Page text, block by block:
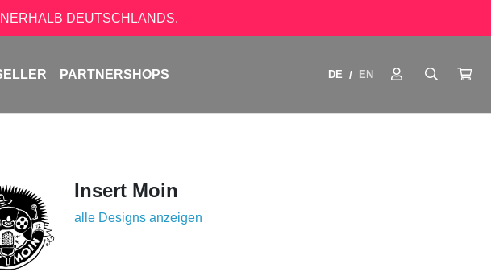
DEUTSCHLANDS.
PARTNERSHOPS DE / EN
Insert Moin
alle Designs anzeigen